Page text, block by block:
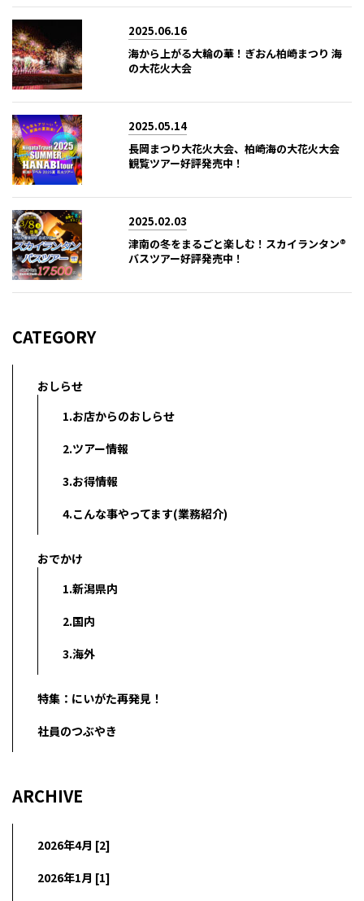
2025.06.16
海から上がる大輪の華！ぎおん柏崎まつり 海
の大花火大会
2025.05.14
長岡まつり大花火大会、柏崎海の大花火大会
観覧ツアー好評発売中！
2025.02.03
津南の冬をまるごと楽しむ！スカイランタン®
バスツアー好評発売中！
CATEGORY
おしらせ
1.お店からのおしらせ
2.ツアー情報
3.お得情報
4.こんな事やってます(業務紹介)
おでかけ
1.新潟県内
2.国内
3.海外
特集：にいがた再発見！
社員のつぶやき
ARCHIVE
2026年4月 [2]
2026年1月 [1]